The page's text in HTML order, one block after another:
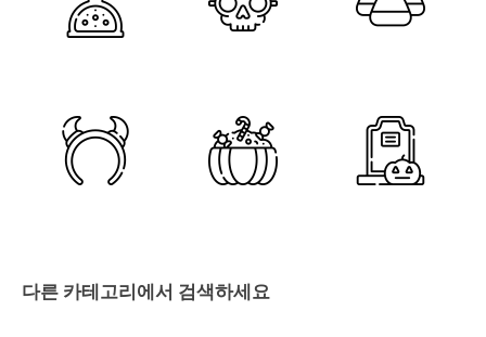
다른 카테고리에서 검색하세요